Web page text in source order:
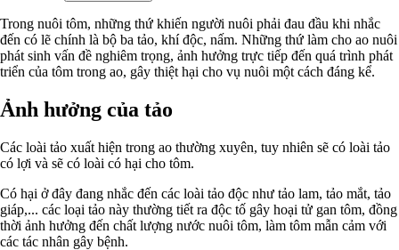
Trong nuôi tôm, những thứ khiến người nuôi phải đau đầu khi nhắc
đến có lẽ chính là bộ ba tảo, khí độc, nấm. Những thứ làm cho ao nuôi
phát sinh vấn đề nghiêm trọng, ảnh hưởng trực tiếp đến quá trình phát
triển của tôm trong ao, gây thiệt hại cho vụ nuôi một cách đáng kể.
Ảnh hưởng của tảo
Các loài tảo xuất hiện trong ao thường xuyên, tuy nhiên sẽ có loài tảo
có lợi và sẽ có loài có hại cho tôm.
Có hại ở đây đang nhắc đến các loài tảo độc như tảo lam, tảo mắt, tảo
giáp,... các loại tảo này thường tiết ra độc tố gây hoại tử gan tôm, đồng
thời ảnh hưởng đến chất lượng nước nuôi tôm, làm tôm mẫn cảm với
các tác nhân gây bệnh.